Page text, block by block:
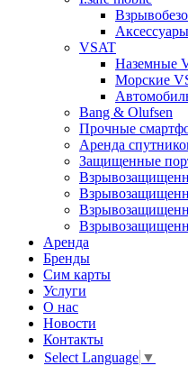
Аксессуары
VSAT
Наземные
Морские
Bang & Olufsen
Прочные
Аренда
Защищенные
Аренда
Бренды
Сим карты
Услуги
О нас
Новости
Контакты
Select Language ▼